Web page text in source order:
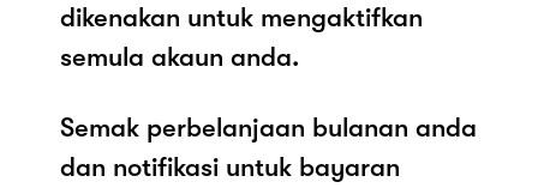
dikenakan untuk mengaktifkan
semula akaun anda.
Semak perbelanjaan bulanan anda
dan notifikasi untuk bayaran